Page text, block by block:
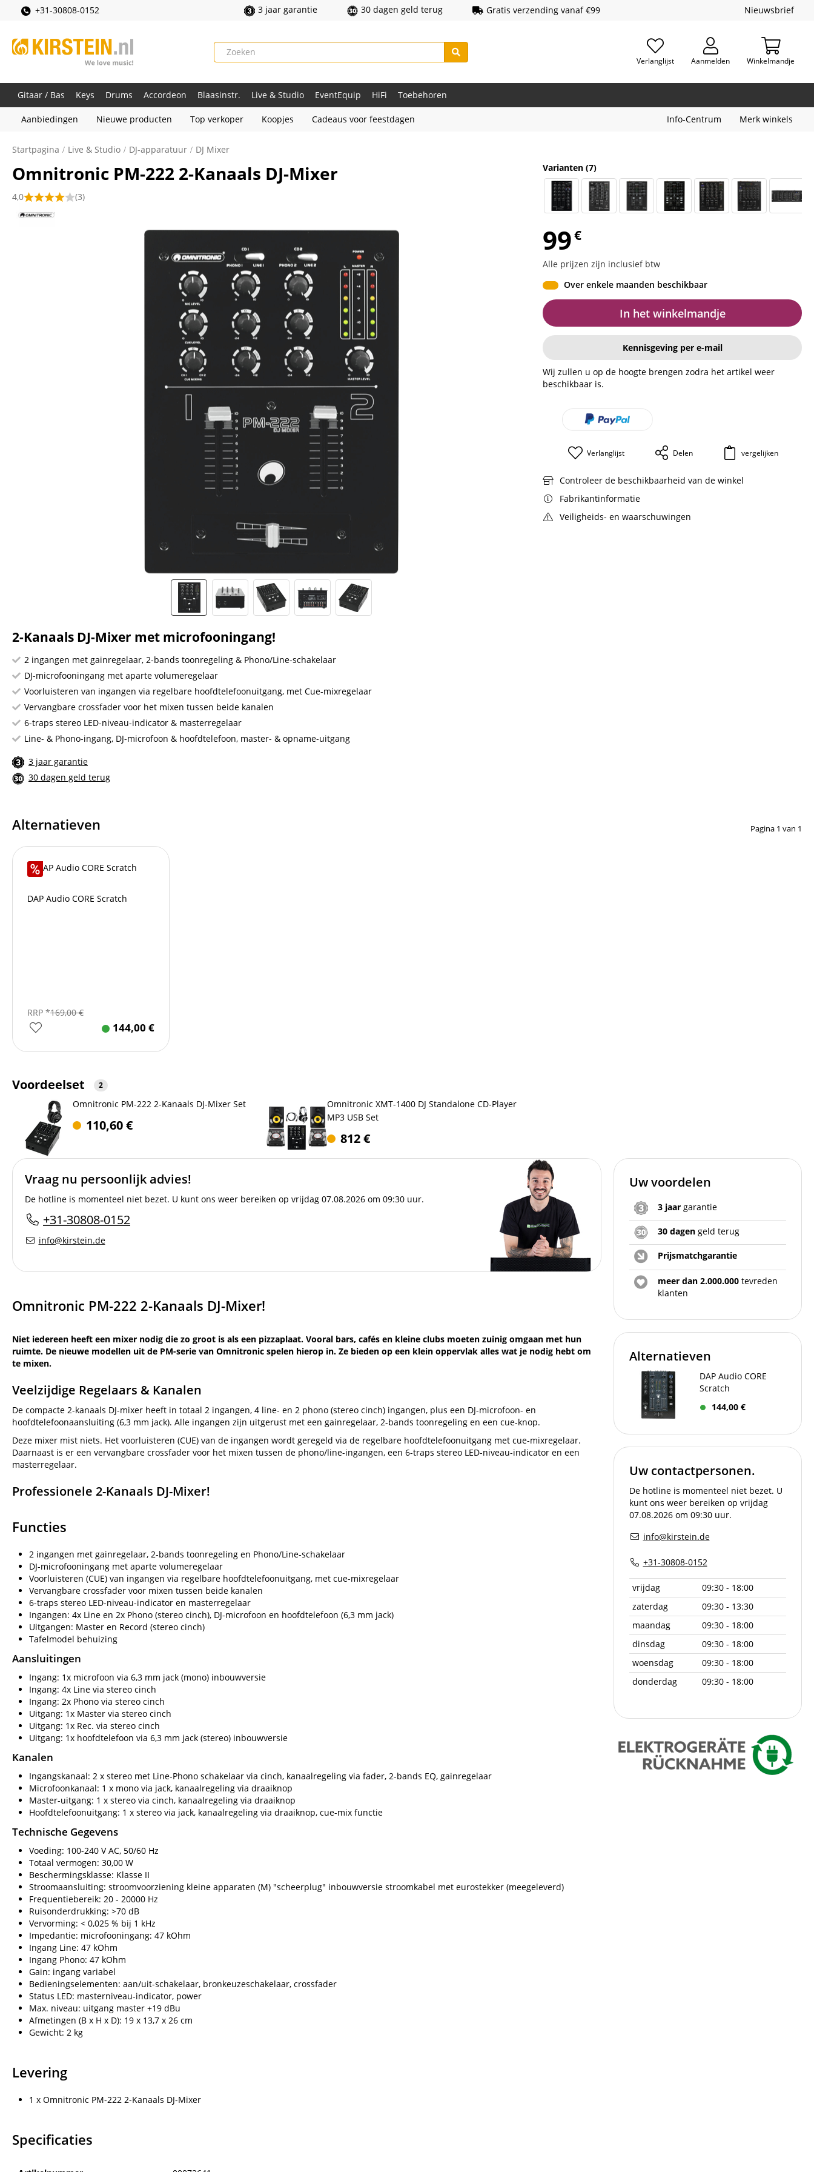
+31-30808-0152 3 jaar garantie 30 dagen geld terug Gratis verzending vanaf €99 Nieuwsbrief
Verlanglijst Aanmelden Winkelmandje
Gitaar / Bas Keys Drums Accordeon Blaasinstr. Live & Studio EventEquip HiFi Toebehoren
Aanbiedingen Nieuwe producten Top verkoper Koopjes Cadeaus voor feestdagen Info-Centrum Merk winkels
Startpagina Live & Studio DJ-apparatuur DJ Mixer
Omnitronic PM-222 2-Kanaals DJ-Mixer
4,0 (3)
2-Kanaals DJ-Mixer met microfooningang!
2 ingangen met gainregelaar, 2-bands toonregeling & Phono/Line-schakelaar
DJ-microfooningang met aparte volumeregelaar
Voorluisteren van ingangen via regelbare hoofdtelefoonuitgang, met Cue-mixregelaar
Vervangbare crossfader voor het mixen tussen beide kanalen
6-traps stereo LED-niveau-indicator & masterregelaar
Line- & Phono-ingang, DJ-microfoon & hoofdtelefoon, master- & opname-uitgang
3 jaar garantie
30 dagen geld terug
Varianten (7)
99€
Alle prijzen zijn inclusief btw
Over enkele maanden beschikbaar
In het winkelmandje
Kennisgeving per e-mail
Wij zullen u op de hoogte brengen zodra het artikel weer
beschikbaar is.
Verlanglijst Delen vergelijken
Controleer de beschikbaarheid van de winkel
Fabrikantinformatie
Veiligheids- en waarschuwingen
Alternatieven Pagina 1 van 1
DAP Audio CORE Scratch
RRP *169,00€
144,00 €
Voordeelset 2
Omnitronic PM-222 2-Kanaals DJ-Mixer Set
110,60€
Omnitronic XMT-1400 DJ Standalone CD-Player
MP3 USB Set
812€
Vraag nu persoonlijk advies!
De hotline is momenteel niet bezet. U kunt ons weer bereiken op vrijdag 07.08.2026 om 09:30 uur.
+31-30808-0152
info@kirstein.de
Omnitronic PM-222 2-Kanaals DJ-Mixer!
Niet iedereen heeft een mixer nodig die zo groot is als een pizzaplaat. Vooral bars, cafés en kleine clubs moeten zuinig omgaan met hun
ruimte. De nieuwe modellen uit de PM-serie van Omnitronic spelen hierop in. Ze bieden op een klein oppervlak alles wat je nodig hebt om
te mixen.
Veelzijdige Regelaars & Kanalen
De compacte 2-kanaals DJ-mixer heeft in totaal 2 ingangen, 4 line- en 2 phono (stereo cinch) ingangen, plus een DJ-microfoon- en
hoofdtelefoonaansluiting (6,3 mm jack). Alle ingangen zijn uitgerust met een gainregelaar, 2-bands toonregeling en een cue-knop.
Deze mixer mist niets. Het voorluisteren (CUE) van de ingangen wordt geregeld via de regelbare hoofdtelefoonuitgang met cue-mixregelaar.
Daarnaast is er een vervangbare crossfader voor het mixen tussen de phono/line-ingangen, een 6-traps stereo LED-niveau-indicator en een
masterregelaar.
Professionele 2-Kanaals DJ-Mixer!
Functies
2 ingangen met gainregelaar, 2-bands toonregeling en Phono/Line-schakelaar
DJ-microfooningang met aparte volumeregelaar
Voorluisteren (CUE) van ingangen via regelbare hoofdtelefoonuitgang, met cue-mixregelaar
Vervangbare crossfader voor mixen tussen beide kanalen
6-traps stereo LED-niveau-indicator en masterregelaar
Ingangen: 4x Line en 2x Phono (stereo cinch), DJ-microfoon en hoofdtelefoon (6,3 mm jack)
Uitgangen: Master en Record (stereo cinch)
Tafelmodel behuizing
Aansluitingen
Ingang: 1x microfoon via 6,3 mm jack (mono) inbouwversie
Ingang: 4x Line via stereo cinch
Ingang: 2x Phono via stereo cinch
Uitgang: 1x Master via stereo cinch
Uitgang: 1x Rec. via stereo cinch
Uitgang: 1x hoofdtelefoon via 6,3 mm jack (stereo) inbouwversie
Kanalen
Ingangskanaal: 2 x stereo met Line-Phono schakelaar via cinch, kanaalregeling via fader, 2-bands EQ, gainregelaar
Microfoonkanaal: 1 x mono via jack, kanaalregeling via draaiknop
Master-uitgang: 1 x stereo via cinch, kanaalregeling via draaiknop
Hoofdtelefoonuitgang: 1 x stereo via jack, kanaalregeling via draaiknop, cue-mix functie
Technische Gegevens
Voeding: 100-240 V AC, 50/60 Hz
Totaal vermogen: 30,00 W
Beschermingsklasse: Klasse II
Stroomaansluiting: stroomvoorziening kleine apparaten (M) "scheerplug" inbouwversie stroomkabel met eurostekker (meegeleverd)
Frequentiebereik: 20 - 20000 Hz
Ruisonderdrukking: >70 dB
Vervorming: < 0,025 % bij 1 kHz
Impedantie: microfooningang: 47 kOhm
Ingang Line: 47 kOhm
Ingang Phono: 47 kOhm
Gain: ingang variabel
Bedieningselementen: aan/uit-schakelaar, bronkeuzeschakelaar, crossfader
Status LED: masterniveau-indicator, power
Max. niveau: uitgang master +19 dBu
Afmetingen (B x H x D): 19 x 13,7 x 26 cm
Gewicht: 2 kg
Levering
1 x Omnitronic PM-222 2-Kanaals DJ-Mixer
Specificaties
Uw voordelen
3 jaar garantie
30 dagen geld terug
Prijsmatchgarantie
meer dan 2.000.000 tevreden
klanten
Alternatieven
DAP Audio CORE
Scratch
144,00 €
Uw contactpersonen.
De hotline is momenteel niet bezet. U
kunt ons weer bereiken op vrijdag
07.08.2026 om 09:30 uur.
info@kirstein.de
+31-30808-0152
vrijdag
09:30 - 18:00
zaterdag
09:30 - 13:30
maandag
09:30 - 18:00
dinsdag
09:30 - 18:00
woensdag
09:30 - 18:00
donderdag
09:30 - 18:00